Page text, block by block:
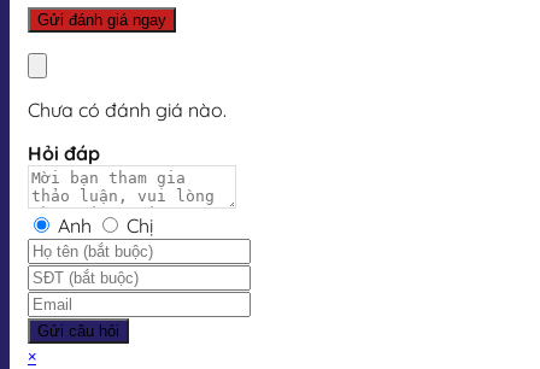
Chưa có đánh giá nào.
Hỏi đáp
Anh Chị
Gửi câu hỏi
×